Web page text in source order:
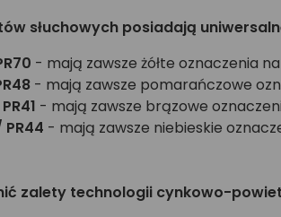
słuchowych posiadają
- mają zawsze żółte oznaczenia
- mają zawsze pomarańczowe
- mają zawsze brązowe
- mają zawsze niebieskie
zalety technologii cynkowo-